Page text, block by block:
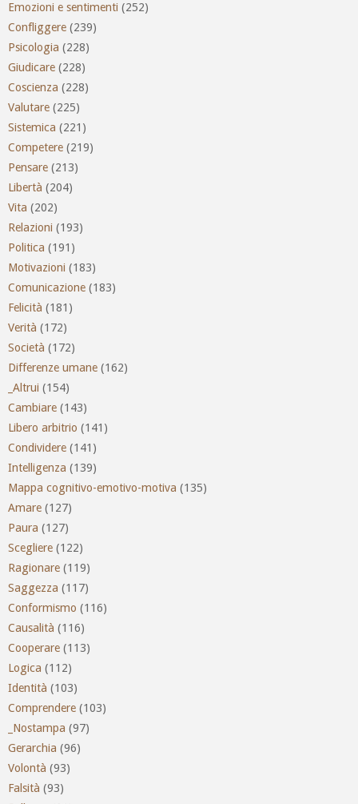
Emozioni e sentimenti (252)
Confliggere (239)
Psicologia (228)
Giudicare (228)
Coscienza (228)
Valutare (225)
Sistemica (221)
Competere (219)
Pensare (213)
Libertà (204)
Vita (202)
Relazioni (193)
Politica (191)
Motivazioni (183)
Comunicazione (183)
Felicità (181)
Verità (172)
Società (172)
Differenze umane (162)
_Altrui (154)
Cambiare (143)
Libero arbitrio (141)
Condividere (141)
Intelligenza (139)
Mappa cognitivo-emotivo-motiva (135)
Amare (127)
Paura (127)
Scegliere (122)
Ragionare (119)
Saggezza (117)
Conformismo (116)
Causalità (116)
Cooperare (113)
Logica (112)
Identità (103)
Comprendere (103)
_Nostampa (97)
Gerarchia (96)
Volontà (93)
Falsità (93)